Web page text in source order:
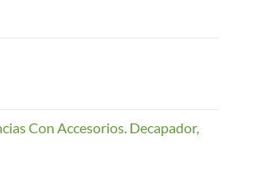
Con Accesorios. Decapador,